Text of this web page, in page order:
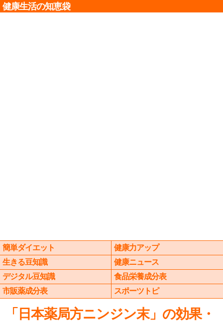
健康生活の知恵袋
簡単ダイエット
健康力アップ
生きる豆知識
健康ニュース
デジタル豆知識
食品栄養成分表
市販薬成分表
スポーツトピ
「日本薬局方ニンジン末」の効果・